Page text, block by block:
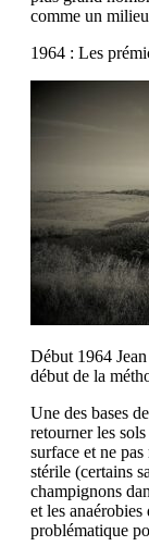
comme un
1964 : Les
Début 1964
début de la
Une des bases
retourner les
surface et ne
stérile (certains
champignons
et les
problématique